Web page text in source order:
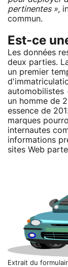
pertinentes »,
commun.
Est-ce
Les données
deux parties.
un premier
automobilistes
un homme de
essence de
marques
internautes
informations
sites Web
Extrait du